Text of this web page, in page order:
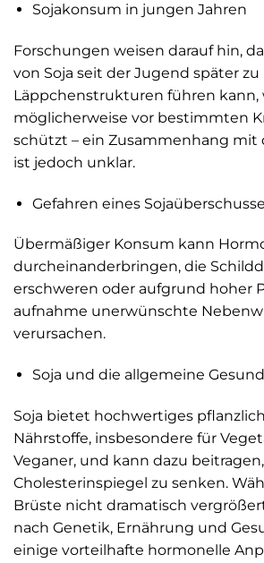
Sojakonsum in jungen Jahren
Forschungen weisen darauf hin,
von Soja seit der Jugend später zu
Läppchen­strukturen führen kann,
möglicherweise vor bestimmten
schützt – ein Zusammenhang mit
ist jedoch unklar.
Gefahren eines
Übermäßiger Konsum kann
durcheinanderbringen, die
erschweren oder aufgrund hoher
aufnahme unerwünschte
verursachen.
Soja und die allgemeine
Soja bietet hochwertiges
Nährstoffe, insbesondere für
Veganer, und kann dazu
Cholesterinspiegel zu senken.
Brüste nicht dramatisch
nach Genetik, Ernährung und
einige vorteilhafte hormonelle